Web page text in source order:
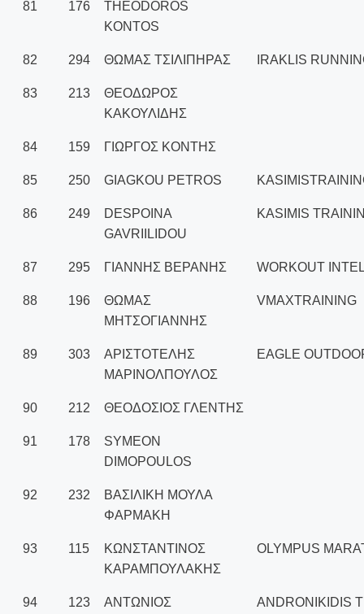
81 176
THEODOROS
KONTOS
82 294 ΘΩΜΑΣ ΤΣΙΛΙΠΗΡΑΣ IRAKLIS
83 213
ΘΕΟΔΩΡΟΣ
ΚΑΚΟΥΛΙΔΗΣ
84 159 ΓΙΩΡΓΟΣ ΚΟΝΤΗΣ
85 250 GIAGKOU PETROS
86 249
DESPOINA
GAVRIILIDOU
KASIMIS
87 295 ΓΙΑΝΝΗΣ ΒΕΡΑΝΗΣ WORKOUT
88 196
ΘΩΜΑΣ
ΜΗΤΣΟΓΙΑΝΝΗΣ
VMAXTRAINING
89 303
ΑΡΙΣΤΟΤΕΛΗΣ
ΜΑΡΙΝΟΛΠΟΥΛΟΣ
EAGLE
90 212 ΘΕΟΔΟΣΙΟΣ ΓΛΕΝΤΗΣ
91 178
SYMEON
DIMOPOULOS
92 232
ΒΑΣΙΛΙΚΗ ΜΟΥΛΑ
ΦΑΡΜΑΚΗ
93 115
ΚΩΝΣΤΑΝΤΙΝΟΣ
ΚΑΡΑΜΠΟΥΛΑΚΗΣ
OLYMPUS
94 123
ΑΝΤΩΝΙΟΣ
ANDRONIKIDIS